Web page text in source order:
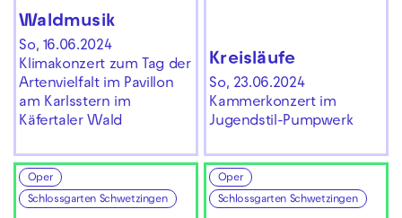
Waldmusik
So, 16.06.2024
Klimakonzert zum Tag der
Artenvielfalt im Pavillon
am Karlsstern im
Käfertaler Wald
Kreis­läufe
So, 23.06.2024
Kammerkonzert im
Jugendstil-Pumpwerk
Oper
Schlossgarten Schwetzingen
Oper
Schlossgarten Schwetzingen